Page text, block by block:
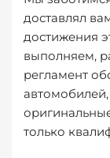
доставлял
достижения
выполняем,
регламент
только